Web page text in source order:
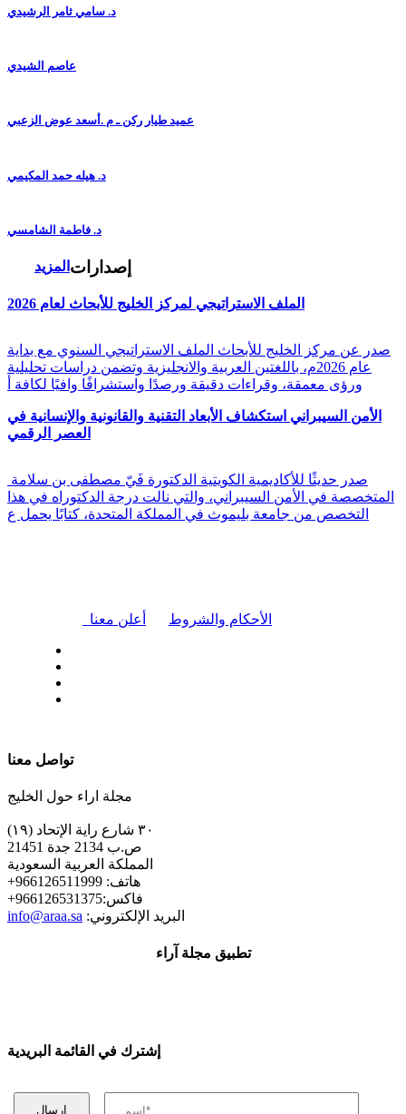
د. سامي ثامر الرشيدي
عاصم الشيدي
عميد طيار ركن ـ م .أسعد عوض الزعبي
د. هيله حمد المكيمي
د. فاطمة الشامسي
المزيد إصدارات
الملف الاستراتيجي لمركز الخليج للأبحاث لعام 2026
صدر عن مركز الخليج للأبحاث الملف الاستراتيجي السنوي مع بداية
عام 2026م، باللغتين العربية والانجليزية وتضمن دراسات تحليلية
ورؤى معمقة، وقراءات دقيقة ورصدًا واستشرافًا وافيًا لكافة أ
الأمن السيبراني استكشاف الأبعاد التقنية والقانونية والإنسانية في
العصر الرقمي
المتخصصة في الأمن السيبراني، والتي نالت درجة الدكتوراه في هذا
التخصص من جامعة بليموث في المملكة المتحدة، كتابًا يحمل ع
أعلن معنا الأحكام والشروط
تواصل معنا
مجلة اراء حول الخليج
٣٠ شارع راية الإتحاد (١٩)
ص.ب 2134 جدة 21451
المملكة العربية السعودية
+هاتف: 966126511999
+فاكس:966126531375
info@araa.sa :البريد الإلكتروني
تطبيق مجلة آراء
إشترك في القائمة البريدية